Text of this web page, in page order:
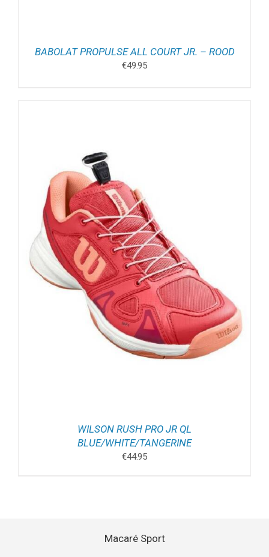
BABOLAT PROPULSE ALL COURT JR. – ROOD
€49.95
WILSON RUSH PRO JR QL
BLUE/WHITE/TANGERINE
€44.95
Macaré Sport